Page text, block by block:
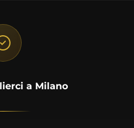
a Milano